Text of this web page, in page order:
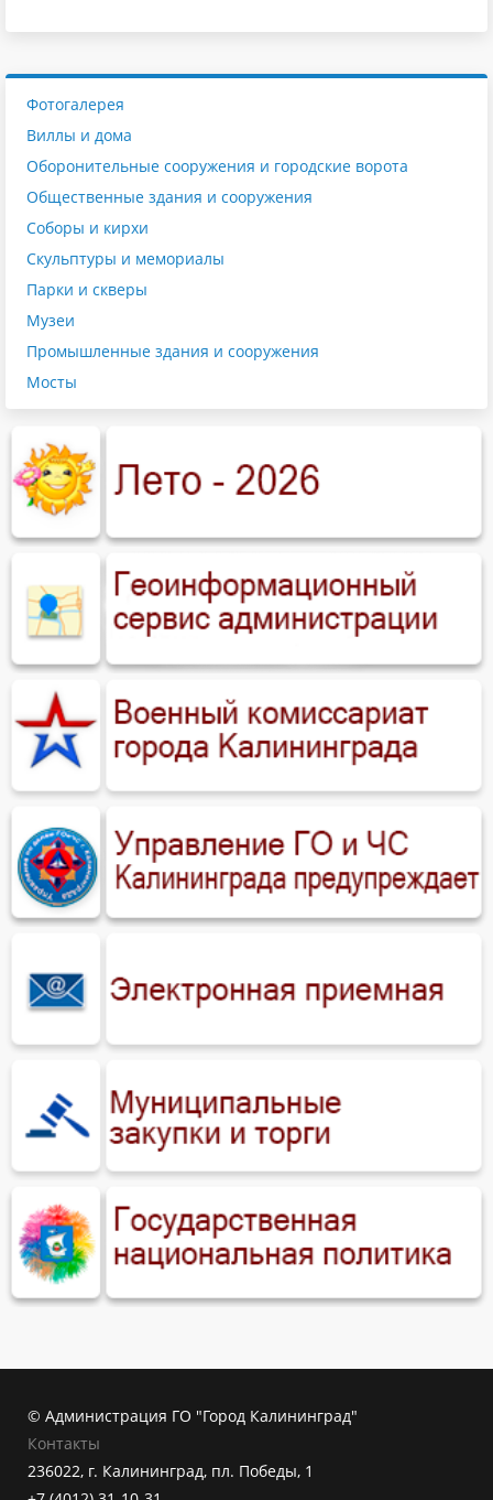
Фотогалерея
Виллы и дома
Оборонительные сооружения и городские ворота
Общественные здания и сооружения
Соборы и кирхи
Скульптуры и мемориалы
Парки и скверы
Музеи
Промышленные здания и сооружения
Мосты
© Администрация ГО "Город Калининград"
Контакты
236022, г. Калининград, пл. Победы, 1